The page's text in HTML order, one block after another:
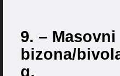
9. –
bizona/
g.